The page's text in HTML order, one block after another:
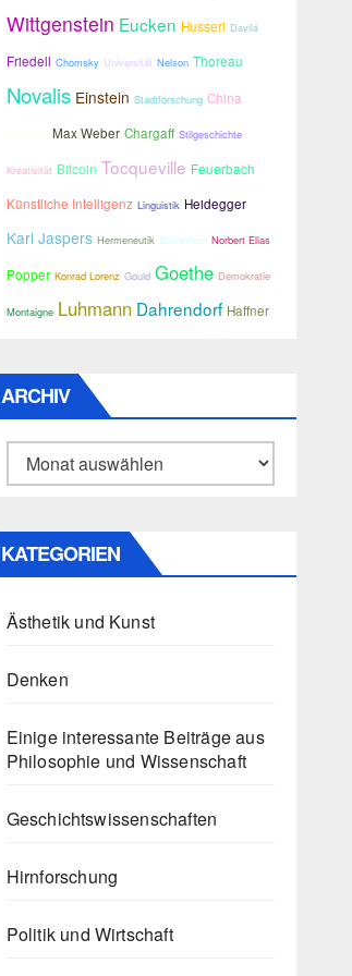
Wittgenstein Eucken Husserl Davilá
Friedell Chomsky Universität Nelson Thoreau
Novalis Einstein Stadtforschung China
Max Weber Chargaff Stilgeschichte
Kreativität Bitcoin Tocqueville Feuerbach
Künstliche Intelligenz Linguistik Heidegger
Karl Jaspers Hermeneutik Statistiken Norbert Elias
Popper Konrad Lorenz Gould Goethe Demokratie
Montaigne Luhmann Dahrendorf Haffner
ARCHIV
Archiv
KATEGORIEN
Ästhetik und Kunst
Denken
Einige interessante Beiträge aus
Philosophie und Wissenschaft
Geschichtswissenschaften
Hirnforschung
Politik und Wirtschaft